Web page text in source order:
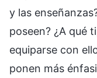
y las
poseen? ¿A qué
equiparse con
ponen más